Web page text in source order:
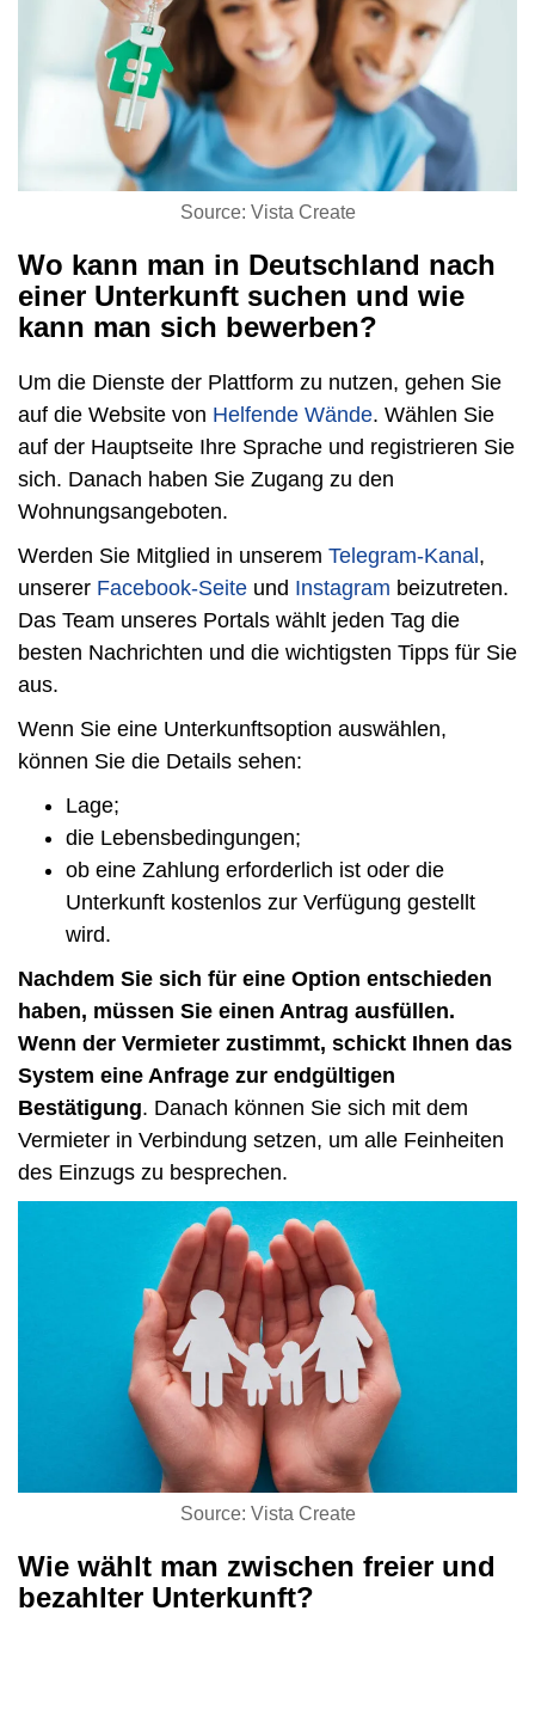
Source: Vista Create
Wo kann man in Deutschland nach
einer Unterkunft suchen und wie
kann man sich bewerben?
Um die Dienste der Plattform zu nutzen, gehen Sie
auf die Website von Helfende Wände. Wählen Sie
auf der Hauptseite Ihre Sprache und registrieren Sie
sich. Danach haben Sie Zugang zu den
Wohnungsangeboten.
Werden Sie Mitglied in unserem Telegram-Kanal ,
unserer Facebook-Seite und Instagram beizutreten.
Das Team unseres Portals wählt jeden Tag die
besten Nachrichten und die wichtigsten Tipps für Sie
aus.
Wenn Sie eine Unterkunftsoption auswählen,
können Sie die Details sehen:
Lage;
die Lebensbedingungen;
ob eine Zahlung erforderlich ist oder die
Unterkunft kostenlos zur Verfügung gestellt
wird.
Nachdem Sie sich für eine Option entschieden
haben, müssen Sie einen Antrag ausfüllen.
Wenn der Vermieter zustimmt, schickt Ihnen das
System eine Anfrage zur endgültigen
Bestätigung. Danach können Sie sich mit dem
Vermieter in Verbindung setzen, um alle Feinheiten
des Einzugs zu besprechen.
Source: Vista Create
Wie wählt man zwischen freier und
bezahlter Unterkunft?